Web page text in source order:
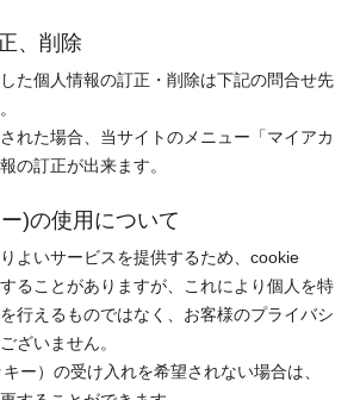
、削除
た個人情報の訂正・削除は下記の問合せ先
れた場合、当サイトのメニュー「マイアカ
の訂正が出来ます。
)の使用について
よいサービスを提供するため、cookie
することがありますが、これにより個人を特
行えるものではなく、お客様のプライバシ
ざいません。
ー）の受け入れを希望されない場合は、